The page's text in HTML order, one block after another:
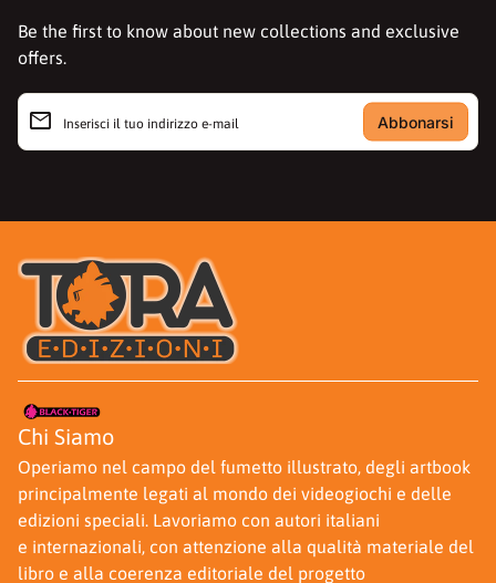
Be the first to know about new collections and exclusive
offers.
Inserisci il tuo indirizzo e-mail
email
Casa
Casa
Chi Siamo
Operiamo nel campo del fumetto illustrato, degli artbook
principalmente legati al mondo dei videogiochi e delle
edizioni speciali. Lavoriamo con autori italiani
e internazionali, con attenzione alla qualità materiale del
libro e alla coerenza editoriale del progetto